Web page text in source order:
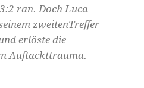
ran. Doch Luca
zweitenTreffer
erlöste die
Auftackttrauma.